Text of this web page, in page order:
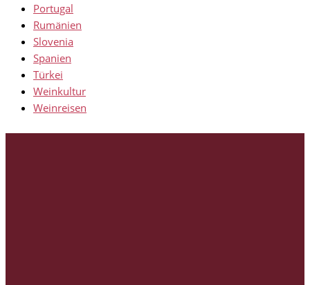
Portugal
Rumänien
Slovenia
Spanien
Türkei
Weinkultur
Weinreisen